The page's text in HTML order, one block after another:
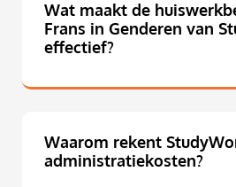
Wat maakt de
Frans in Genderen van
effectief?
Waarom rekent
administratiekosten?